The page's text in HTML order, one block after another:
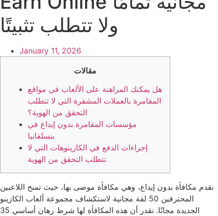
ولا تتطلب تثبيتًا
January 11, 2026
مقالات
هل يمكنك المراهنة على الألعاب في مواقع
المقامرة بالعملات المشفرة التي لا تتطلب
التحقق من الهوية؟
مؤسسات المقامرة بدون إيداع في
بنسلفانيا
إجراءات الدفع في الكازينوهات التي لا
تتطلب التحقق من الهوية
نقدم مكافأة بدون إيداع، وهي مكافأة موصى بها، حيث تمنح اللاعبين
المحترفين 50 لفة مجانية لاستكشاف مجموعة ألعاب الكازينو
الجديدة مجانًا. نقدر أن هذه المكافأة لها شرط رهان أساسي 35